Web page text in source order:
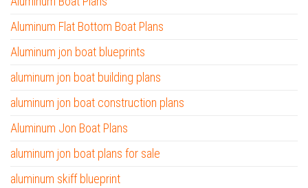
Aluminum Flat Bottom Boat Plans
Aluminum jon boat blueprints
aluminum jon boat building plans
aluminum jon boat construction plans
Aluminum Jon Boat Plans
aluminum jon boat plans for sale
aluminum skiff blueprint